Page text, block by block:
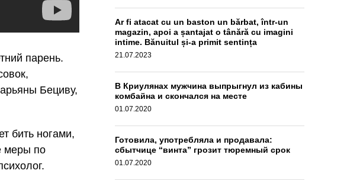
парень.
Бециву,
бить ногами,
меры по
Ar fi atacat cu un baston un bărbat, într-un
magazin, apoi a șantajat o tânără cu imagini
intime. Bănuitul și-a primit sentința
21.07.2023
В Криулянах мужчина выпрыгнул из кабины
комбайна и скончался на месте
01.07.2020
Готовила, употребляла и продавала:
сбытчице “винта” грозит тюремный срок
01.07.2020